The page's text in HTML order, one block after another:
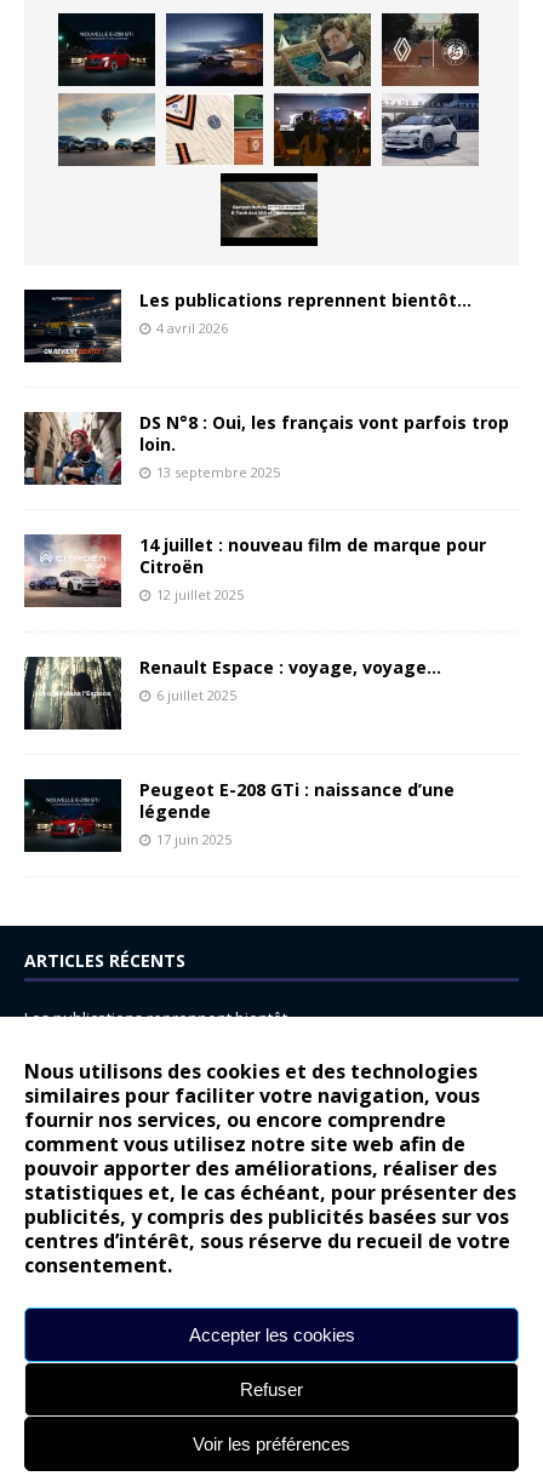
Nous utilisons des cookies et des technologies
similaires pour faciliter votre navigation, vous
fournir nos services, ou encore comprendre
comment vous utilisez notre site web afin de
pouvoir apporter des améliorations, réaliser des
statistiques et, le cas échéant, pour présenter des
publicités, y compris des publicités basées sur vos
centres d’intérêt, sous réserve du recueil de votre
consentement.
Accepter les cookies
Refuser
Voir les préférences
Les publications reprennent bientôt…
4 avril 2026
DS N°8 : Oui, les français vont parfois trop
loin.
13 septembre 2025
14 juillet : nouveau film de marque pour
Citroën
12 juillet 2025
Renault Espace : voyage, voyage…
6 juillet 2025
Peugeot E-208 GTi : naissance d’une
légende
17 juin 2025
ARTICLES RÉCENTS
Les publications reprennent bientôt…
14 juillet : nouveau film de marque pour Citroën
Renault Espace : voyage, voyage…
Peugeot E-208 GTi : naissance d’une légende
COMMENTAIRES RÉCENTS
Bernard Dardartdans
Gilly
gyo
Lancia Ypsilon : naturellement envoûtante ?